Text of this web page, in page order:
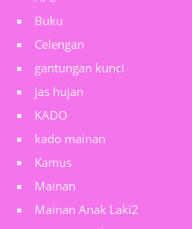
Buku
Celengan
gantungan kunci
jas hujan
KADO
kado mainan
Kamus
Mainan
Mainan Anak Laki2